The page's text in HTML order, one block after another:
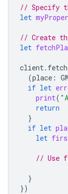
// Specify
let
// Create
let
client.
(place :
if let
print(
return
}
if let
let
// Use
}
})